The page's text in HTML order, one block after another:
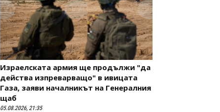
Израелската армия ще продължи "да
действа изпреварващо" в ивицата
Газа, заяви началникът на Генералния
щаб
05.08.2026, 21:35